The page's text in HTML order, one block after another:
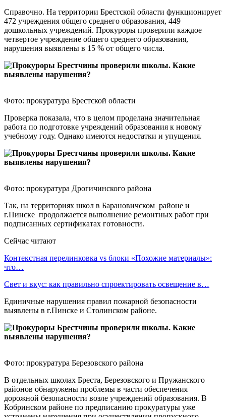
Справочно. На территории Брестской области функционирует
472 учреждения общего среднего образования, 449
дошкольных учреждений. Прокуроры проверили каждое
четвертое учреждение общего среднего образования,
нарушения выявлены в 15 % от общего числа.
Фото: прокуратура Брестской области
Проверка показала, что в целом проделана значительная
работа по подготовке учреждений образования к новому
учебному году. Однако имеются недостатки и упущения.
Фото: прокуратура Дрогичинского района
Так, на территориях школ в Барановичском районе и
г.Пинске продолжается выполнение ремонтных работ при
подписанных сертификатах готовности.
Сейчас читают
Контекстная перелинковка vs блоки «Похожие материалы»:
что…
Свет и вкус: как правильно спроектировать освещение в…
Единичные нарушения правил пожарной безопасности
выявлены в г.Пинске и Столинском районе.
Фото: прокуратура Березовского района
В отдельных школах Бреста, Березовского и Пружанского
районов обнаружены проблемы в части обеспечения
дорожной безопасности возле учреждений образования. В
Кобринском районе по предписанию прокуратуры уже